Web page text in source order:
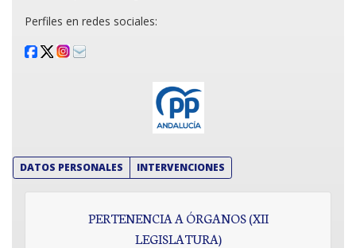
Perfiles en redes sociales:
DATOS PERSONALES INTERVENCIONES
PERTENENCIA A ÓRGANOS (XII
LEGISLATURA)